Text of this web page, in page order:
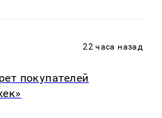
22 часа назад
покупателей